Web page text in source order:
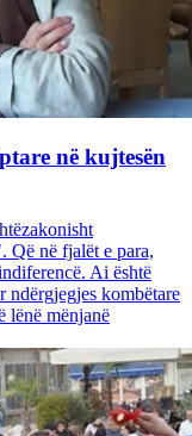
në kujtesën
Që në fjalët e para,
Ai është
ndërgjegjes kombëtare
lënë mënjanë